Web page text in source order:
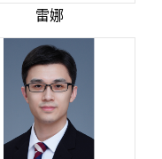
雷娜